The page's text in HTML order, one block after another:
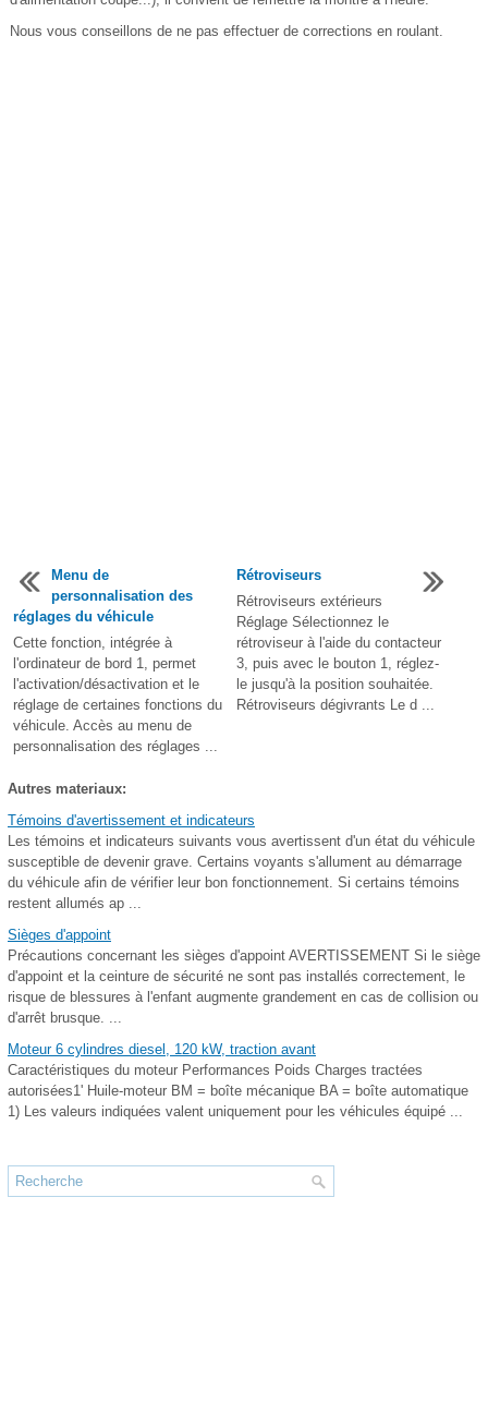
Nous vous conseillons de ne pas effectuer de corrections en roulant.
Menu de
personnalisation des
réglages du véhicule
Cette fonction, intégrée à
l'ordinateur de bord 1, permet
l'activation/désactivation et le
réglage de certaines fonctions du
véhicule. Accès au menu de
personnalisation des réglages ...
Rétroviseurs
Rétroviseurs extérieurs
Réglage Sélectionnez le
rétroviseur à l'aide du contacteur
3, puis avec le bouton 1, réglez-
le jusqu'à la position souhaitée.
Rétroviseurs dégivrants Le d ...
Autres materiaux:
Témoins d'avertissement et indicateurs
Les témoins et indicateurs suivants vous avertissent d'un état du véhicule
susceptible de devenir grave. Certains voyants s'allument au démarrage
du véhicule afin de vérifier leur bon fonctionnement. Si certains témoins
restent allumés ap ...
Sièges d'appoint
Précautions concernant les sièges d'appoint AVERTISSEMENT Si le siège
d'appoint et la ceinture de sécurité ne sont pas installés correctement, le
risque de blessures à l'enfant augmente grandement en cas de collision ou
d'arrêt brusque. ...
Moteur 6 cylindres diesel, 120 kW, traction avant
Caractéristiques du moteur Performances Poids Charges tractées
autorisées1' Huile-moteur BM = boîte mécanique BA = boîte automatique
1) Les valeurs indiquées valent uniquement pour les véhicules équipé ...